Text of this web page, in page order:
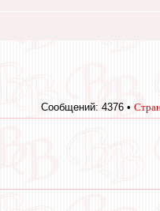
Сообщений: 4376 •